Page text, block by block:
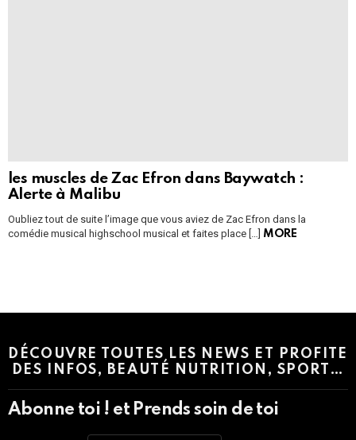
les muscles de Zac Efron dans Baywatch :
Alerte à Malibu
Oubliez tout de suite l’image que vous aviez de Zac Efron dans la
comédie musical highschool musical et faites place […] MORE
DÉCOUVRE TOUTES LES NEWS ET PROFITE
DES INFOS, BEAUTÉ NUTRITION, SPORT…
Abonne toi ! et Prends soin de toi